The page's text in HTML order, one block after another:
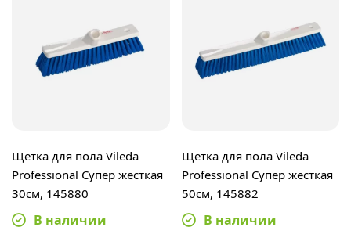
Щетка для пола Vileda
Professional Супер жесткая
30см, 145880
В наличии
Щетка для пола Vileda
Professional Супер жесткая
50см, 145882
В наличии